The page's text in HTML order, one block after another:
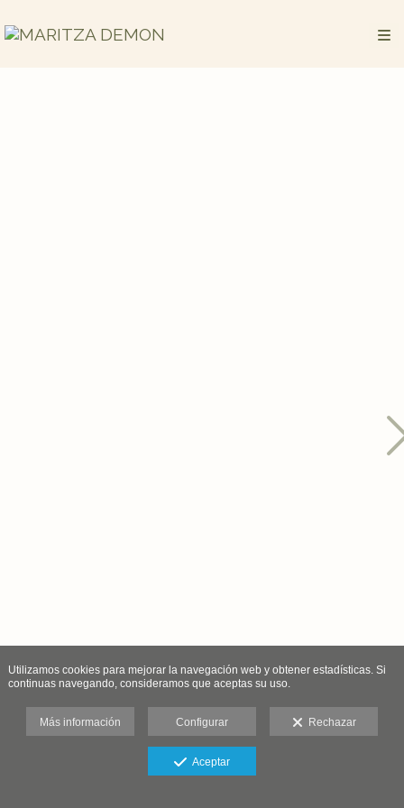
Utilizamos cookies para mejorar la navegación web y obtener estadísticas. Si
continuas navegando, consideramos que aceptas su uso.
Más información Configurar Rechazar
Aceptar